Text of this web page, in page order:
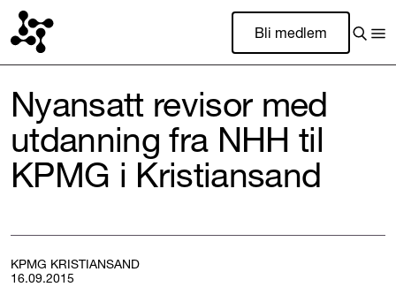
Bli medlem
Nyansatt revisor med
utdanning fra NHH til
KPMG i Kristiansand
KPMG KRISTIANSAND
16.09.2015